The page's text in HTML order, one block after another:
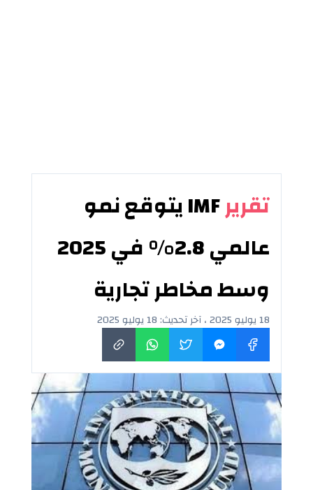
تقرير
IMF يتوقع نمو
عالمي 2.8٪ في 2025
وسط مخاطر تجارية
18 يوليو 2025 ، آخر تحديث: 18 يوليو 2025